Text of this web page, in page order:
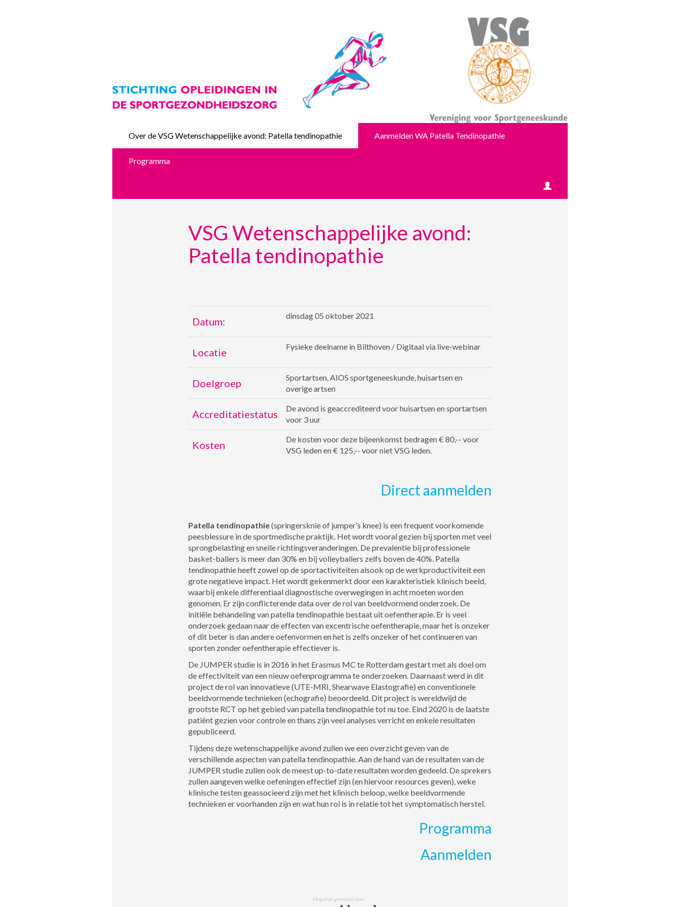
Over de VSG Wetenschappelijke avond: Patella tendinopathie Aanmelden WA Patella Tendinopathie
Programma
VSG Wetenschappelijke avond:
Patella tendinopathie
Datum: dinsdag 05 oktober 2021
Locatie Fysieke deelname in Bilthoven / Digitaal via live-webinar
Doelgroep
Sportartsen, AIOS sportgeneeskunde, huisartsen en
overige artsen
Accreditatiestatus
De avond is geaccrediteerd voor huisartsen en sportartsen
voor 3 uur
Kosten
De kosten voor deze bijeenkomst bedragen € 80,-- voor
VSG leden en € 125,-- voor niet VSG leden.
Direct aanmelden
Patella tendinopathie(springersknie of jumper’s knee) is een frequent voorkomende
peesblessure in de sportmedische praktijk. Het wordt vooral gezien bij sporten met veel
sprongbelasting en snelle richtingsveranderingen. De prevalentie bij professionele
basket-ballers is meer dan 30% en bij volleyballers zelfs boven de 40%. Patella
tendinopathie heeft zowel op de sportactiviteiten alsook op de werkproductiviteit een
grote negatieve impact. Het wordt gekenmerkt door een karakteristiek klinisch beeld,
waarbij enkele differentiaal diagnostische overwegingen in acht moeten worden
genomen. Er zijn conflicterende data over de rol van beeldvormend onderzoek. De
initiële behandeling van patella tendinopathie bestaat uit oefentherapie. Er is veel
onderzoek gedaan naar de effecten van excentrische oefentherapie, maar het is onzeker
of dit beter is dan andere oefenvormen en het is zelfs onzeker of het continueren van
sporten zonder oefentherapie effectiever is.
De JUMPER studie is in 2016 in het Erasmus MC te Rotterdam gestart met als doel om
de effectiviteit van een nieuw oefenprogramma te onderzoeken. Daarnaast werd in dit
project de rol van innovatieve (UTE-MRI, Shearwave Elastografie) en conventionele
beeldvormende technieken (echografie) beoordeeld. Dit project is wereldwijd de
grootste RCT op het gebied van patella tendinopathie tot nu toe. Eind 2020 is de laatste
patiënt gezien voor controle en thans zijn veel analyses verricht en enkele resultaten
gepubliceerd.
Tijdens deze wetenschappelijke avond zullen we een overzicht geven van de
verschillende aspecten van patella tendinopathie. Aan de hand van de resultaten van de
JUMPER studie zullen ook de meest up-to-date resultaten worden gedeeld. De sprekers
zullen aangeven welke oefeningen effectief zijn (en hiervoor resources geven), weke
klinische testen geassocieerd zijn met het klinisch beloop, welke beeldvormende
technieken er voorhanden zijn en wat hun rol is in relatie tot het symptomatisch herstel.
Programma
Aanmelden
Mogelijk gemaakt door